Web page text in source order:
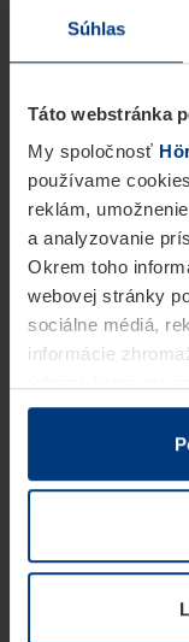
Súhlas
Táto webstránka
My spoločnosť
používame
reklám,
a analyzovanie
Okrem toho
webovej stránky
sociálne médiá,
informácie
v rámci Vášho
Z právneho
prevádzku tejto
potrebujeme
kedykoľvek
našej webovej